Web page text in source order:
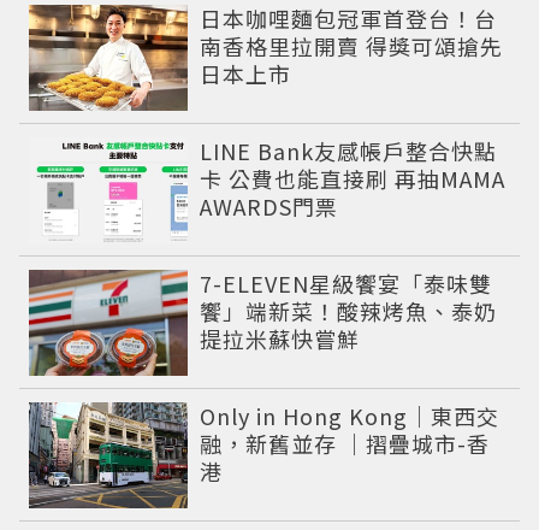
日本咖哩麵包冠軍首登台！台
南香格里拉開賣 得獎可頌搶先
日本上市
LINE Bank友感帳戶整合快點
卡 公費也能直接刷 再抽MAMA
AWARDS門票
7-ELEVEN星級饗宴「泰味雙
饗」端新菜！酸辣烤魚、泰奶
提拉米蘇快嘗鮮
Only in Hong Kong｜東西交
融，新舊並存 ｜摺疊城市-香
港